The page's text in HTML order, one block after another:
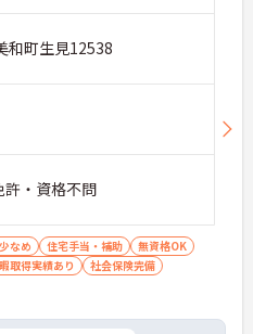
和町生見12538
・資格不問
なめ 住宅手当・補助
無資格OK
取得実績あり
社会保険完備